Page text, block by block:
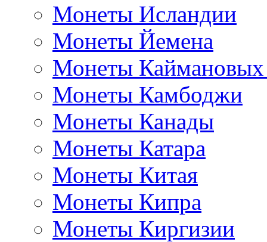
Монеты Исландии
Монеты Йемена
Монеты Каймановых
Монеты Камбоджи
Монеты Канады
Монеты Катара
Монеты Китая
Монеты Кипра
Монеты Киргизии